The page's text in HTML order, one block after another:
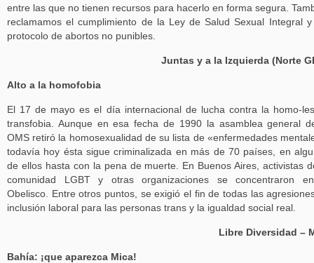
entre las que no tienen recursos para hacerlo en forma segura.
reclamamos el cumplimiento de la Ley de Salud Sexual Integral
protocolo de abortos no punibles.
Juntas y a la Izquierda (Norte
Alto a la homofobia
El 17 de mayo es el día internacional de lucha contra la homo-
transfobia. Aunque en esa fecha de 1990 la asamblea general
OMS retiró la homosexualidad de su lista de «enfermedades
todavía hoy ésta sigue criminalizada en más de 70 países, en
de ellos hasta con la pena de muerte. En Buenos Aires, activistas
comunidad LGBT y otras organizaciones se concentraron
Obelisco. Entre otros puntos, se exigió el fin de todas las
inclusión laboral para las personas trans y la igualdad social real.
Libre Diversidad –
Bahía: ¡que aparezca Mica!